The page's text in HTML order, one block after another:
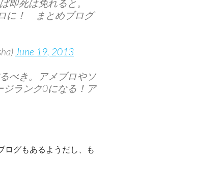
即死は免れると。
に！ まとめブログ
June 19, 2013
べき。アメブロやソ
ジランク0になる！ア
ログもあるようだし、も